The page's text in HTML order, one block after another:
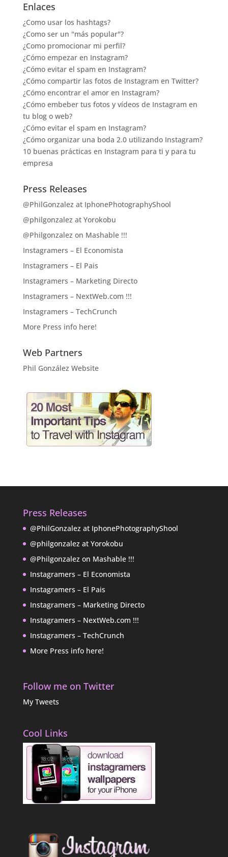
Enlaces
¿Como usar los hashtags?
¿Como ser un "más popular"?
¿Como promocionar mi perfil?
¿Cómo empezar en Instagram?
¿Cómo evitar el spam en Instagram?
¿Cómo compartir las fotos de Instagram en Twitter?
¿Cómo encontrar el amor en Instagram?
¿Cómo embeber tus fotos y vídeos de Instagram en
tu blog o web?
¿Cómo evitar el spam en Instagram?
¿Cómo organizar una boda 2.0 utilizando Instagram?
10 buenas prácticas en Instagram para ti y para tu
empresa
Press Releases
@PhilGonzalez at IphonePhotographyShool
@philgonzalez at Yorokobu
@Philgonzalez on Mashable !!!
Instagramers – El Economista
Instagramers – El Pais
Instagramers – Marketing Directo
Instagramers – NextWeb.com !!!
Instagramers – TechCrunch
More Press info here!
Web Partners
Phil González Website
Press Releases
@PhilGonzalez at IphonePhotographyShool
@philgonzalez at Yorokobu
@Philgonzalez on Mashable !!!
Instagramers – El Economista
Instagramers – El Pais
Instagramers – Marketing Directo
Instagramers – NextWeb.com !!!
Instagramers – TechCrunch
More Press info here!
Follow me on Twitter
My Tweets
Cool Links